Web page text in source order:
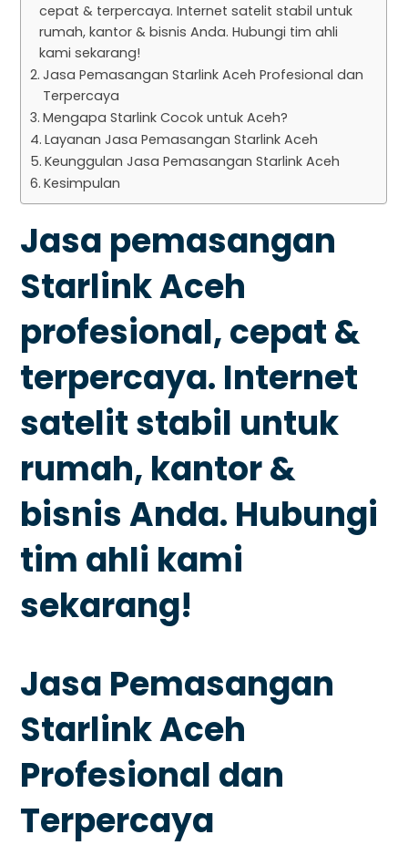
cepat & terpercaya. Internet satelit stabil untuk
rumah, kantor & bisnis Anda. Hubungi tim ahli
kami sekarang!
Jasa Pemasangan Starlink Aceh Profesional dan
Terpercaya
Mengapa Starlink Cocok untuk Aceh?
Layanan Jasa Pemasangan Starlink Aceh
Keunggulan Jasa Pemasangan Starlink Aceh
Kesimpulan
Jasa pemasangan
Starlink Aceh
profesional, cepat &
terpercaya. Internet
satelit stabil untuk
rumah, kantor &
bisnis Anda. Hubungi
tim ahli kami
sekarang!
Jasa Pemasangan
Starlink Aceh
Profesional dan
Terpercaya